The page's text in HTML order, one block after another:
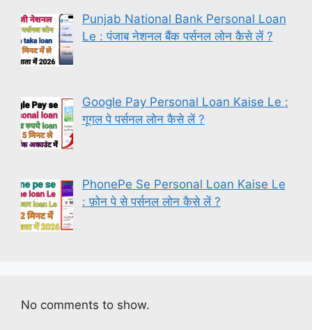
Punjab National Bank Personal Loan
Le : पंजाब नेशनल बैंक पर्सनल लोन कैसे लें ?
Google Pay Personal Loan Kaise Le :
गूगल पे पर्सनल लोन कैसे लें ?
PhonePe Se Personal Loan Kaise Le
: फ़ोन पे से पर्सनल लोन कैसे लें ?
No comments to show.